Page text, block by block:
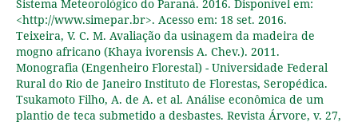
Sistema Meteorológico do Paraná. 2016. Disponível em:
<http://www.simepar.br>. Acesso em: 18 set. 2016.
Teixeira, V. C. M. Avaliação da usinagem da madeira de
mogno africano (Khaya ivorensis A. Chev.). 2011.
Monografia (Engenheiro Florestal) - Universidade Federal
Rural do Rio de Janeiro Instituto de Florestas, Seropédica.
Tsukamoto Filho, A. de A. et al. Análise econômica de um
plantio de teca submetido a desbastes. Revista Árvore, v. 27,